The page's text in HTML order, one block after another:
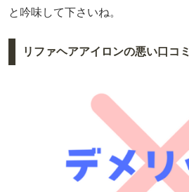
と吟味して下さいね。
リファヘアアイロンの悪い口コミ